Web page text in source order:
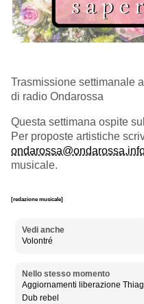
Trasmissione settimanale
di radio Ondarossa
Questa settimana ospite
Per proposte artistiche
musicale.
[redazione musicale]
Vedi anche
Volontré
Nello stesso momento
Aggiornamenti liberazione
Dub rebel